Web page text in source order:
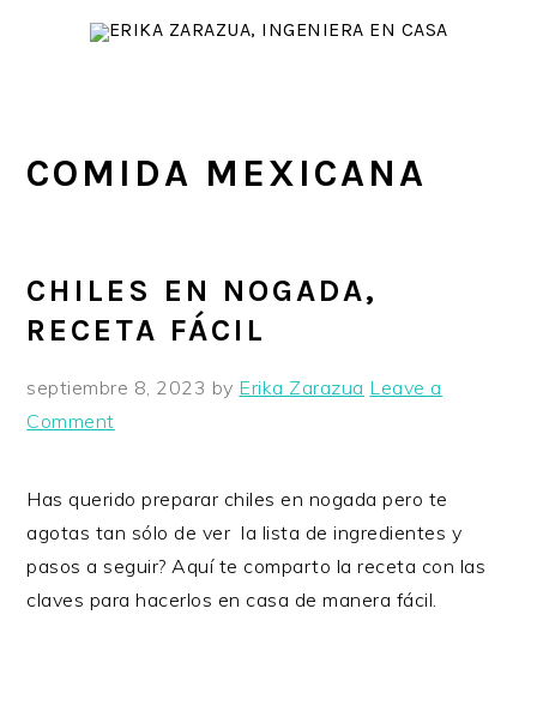
COMIDA MEXICANA
CHILES EN NOGADA,
RECETA FÁCIL
septiembre 8, 2023 by Erika Zarazua Leave a
Comment
Has querido preparar chiles en nogada pero te
agotas tan sólo de ver la lista de ingredientes y
pasos a seguir? Aquí te comparto la receta con las
claves para hacerlos en casa de manera fácil.